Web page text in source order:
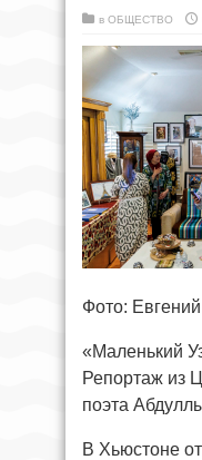
в ОБЩЕСТВО
Фото:
«Маленький
Репортаж из
поэта
В Хьюстоне